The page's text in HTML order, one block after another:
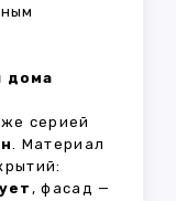
дома
серией
. Материал
, фасад —